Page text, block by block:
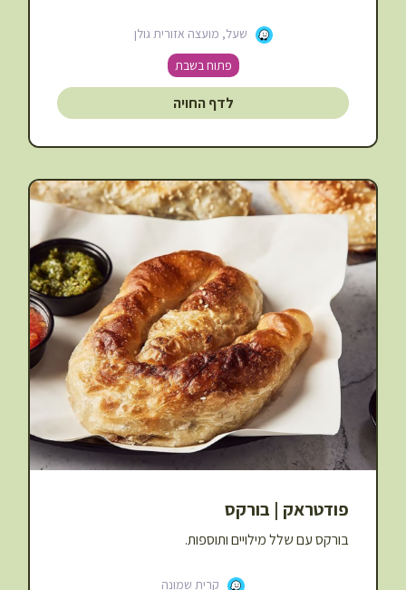
שעל, מועצה אזורית גולן
פתוח בשבת
לדף החויה
פודטראק | בורקס
בורקס עם שלל מילויים ותוספות.
קרית שמונה